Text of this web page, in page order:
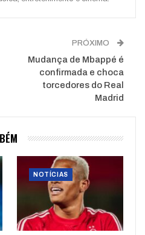
PRÓXIMO
Mudança de Mbappé é
confirmada e choca
torcedores do Real
Madrid
NOTÍCIAS